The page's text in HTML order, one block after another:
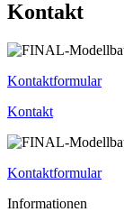
Kontakt
Kontaktformular
Kontakt
Kontaktformular
Informationen